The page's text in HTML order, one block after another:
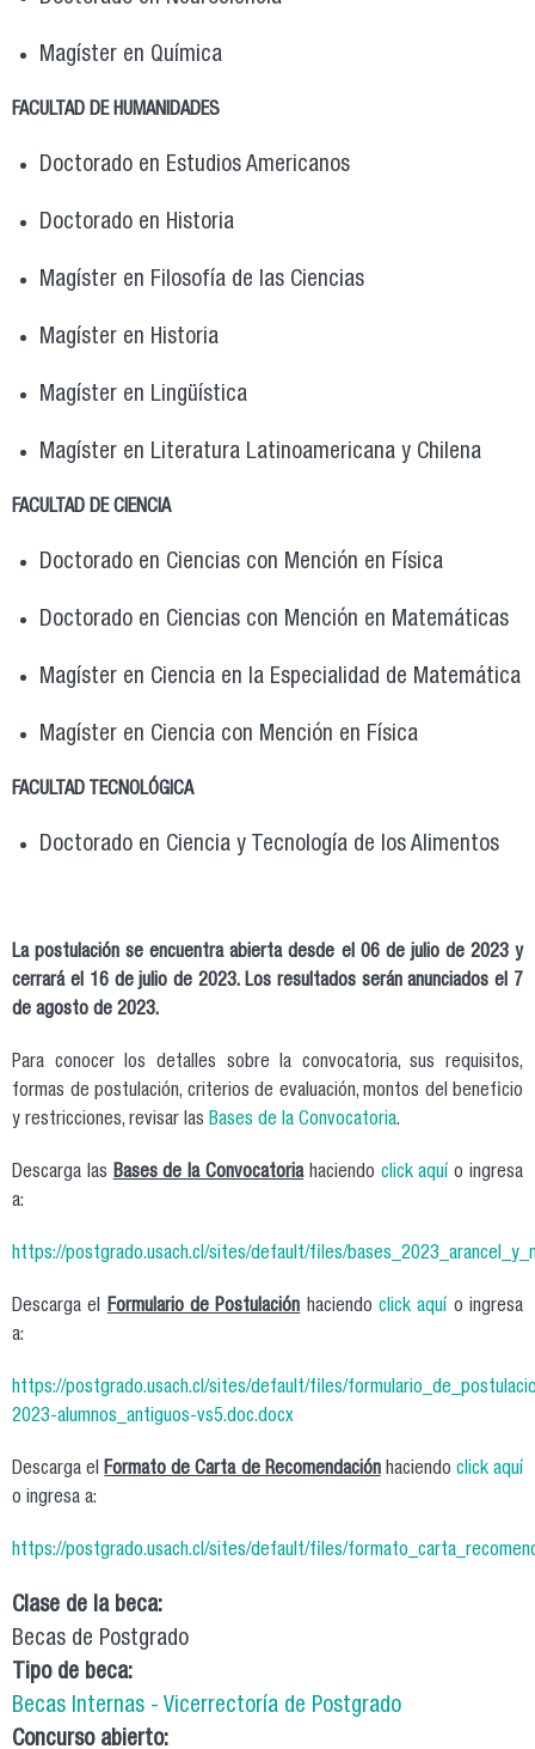
Magíster en Química
FACULTAD DE HUMANIDADES
Doctorado en Estudios Americanos
Doctorado en Historia
Magíster en Filosofía de las Ciencias
Magíster en Historia
Magíster en Lingüística
Magíster en Literatura Latinoamericana y Chilena
FACULTAD DE CIENCIA
Doctorado en Ciencias con Mención en Física
Doctorado en Ciencias con Mención en Matemáticas
Magíster en Ciencia en la Especialidad de Matemática
Magíster en Ciencia con Mención en Física
FACULTAD TECNOLÓGICA
Doctorado en Ciencia y Tecnología de los Alimentos
La postulación se encuentra abierta desde el 06 de julio de 2023 y
cerrará el 16 de julio de 2023. Los resultados serán anunciados el 7
de agosto de 2023.
Para conocer los detalles sobre la convocatoria, sus requisitos,
formas de postulación, criterios de evaluación, montos del beneficio
y restricciones, revisar las Bases de la Convocatoria.
Descarga las Bases de la Convocatoriahaciendo click aquí o ingresa
a:
https://postgrado.usach.cl/sites/default/files/
Descarga el Formulario de Postulación haciendoclick aquí o ingresa
a:
https://postgrado.usach.cl/sites/default/files/
2023-alumnos_antiguos-vs5.doc.docx
Descarga elFormato de Carta de Recomendaciónhaciendo click aquí
o ingresa a:
https://postgrado.usach.cl/sites/default/files/
Clase de la beca:
Becas de Postgrado
Tipo de beca:
Becas Internas - Vicerrectoría de Postgrado
Concurso abierto: